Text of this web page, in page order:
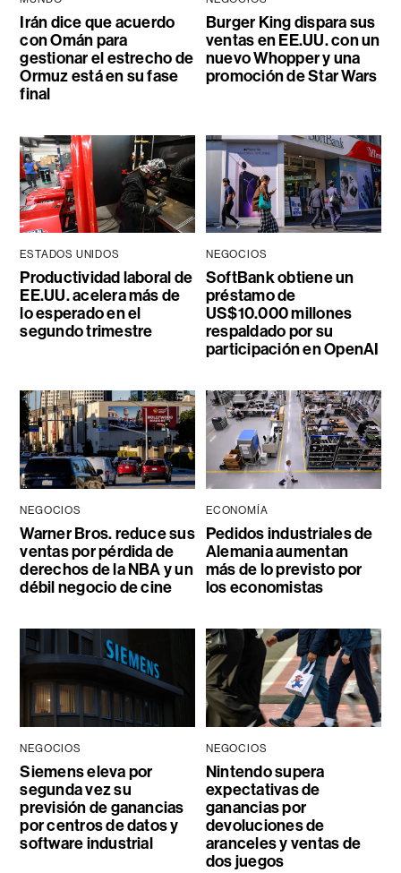
Irán dice que acuerdo
con Omán para
gestionar el estrecho de
Ormuz está en su fase
final
Burger King dispara sus
ventas en EE.UU. con un
nuevo Whopper y una
promoción de Star Wars
ESTADOS UNIDOS
Productividad laboral de
EE.UU. acelera más de
lo esperado en el
segundo trimestre
NEGOCIOS
SoftBank obtiene un
préstamo de
US$10.000 millones
respaldado por su
participación en OpenAI
NEGOCIOS
Warner Bros. reduce sus
ventas por pérdida de
derechos de la NBA y un
débil negocio de cine
ECONOMÍA
Pedidos industriales de
Alemania aumentan
más de lo previsto por
los economistas
NEGOCIOS
Siemens eleva por
segunda vez su
previsión de ganancias
por centros de datos y
software industrial
NEGOCIOS
Nintendo supera
expectativas de
ganancias por
devoluciones de
aranceles y ventas de
dos juegos